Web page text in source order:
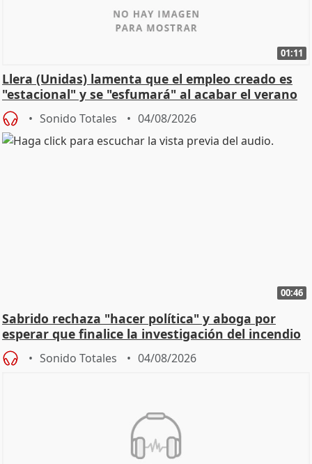
01:11
Llera (Unidas) lamenta que el empleo creado es
"estacional" y se "esfumará" al acabar el verano
Sonido Totales 04/08/2026
00:46
Sabrido rechaza "hacer política" y aboga por
esperar que finalice la investigación del incendio
Sonido Totales 04/08/2026